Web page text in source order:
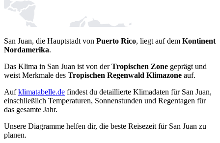
San Juan, die Hauptstadt von Puerto Rico, liegt auf dem Kontinent
Nordamerika.
Das Klima in San Juan ist von derTropischen Zone geprägt und
weist Merkmale des Tropischen Regenwald Klimazone auf.
Aufklimatabelle.de findest du detaillierte Klimadaten für San Juan,
einschließlich Temperaturen, Sonnenstunden und Regentagen für
das gesamte Jahr.
Unsere Diagramme helfen dir, die beste Reisezeit für San Juan zu
planen.